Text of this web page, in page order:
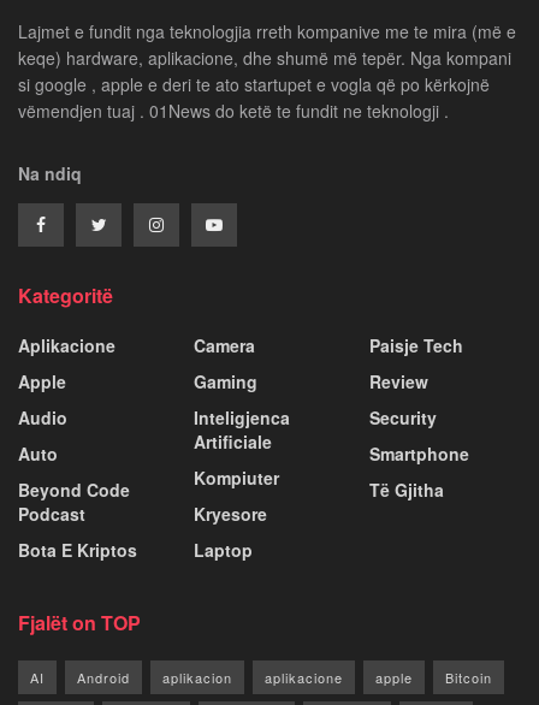
Lajmet e fundit nga teknologjia rreth kompanive me te mira (më e
keqe) hardware, aplikacione, dhe shumë më tepër. Nga kompani
si google , apple e deri te ato startupet e vogla që po kërkojnë
vëmendjen tuaj . 01News do ketë te fundit ne teknologji .
Na ndiq
Kategoritë
Aplikacione
Apple
Audio
Auto
Beyond Code
Podcast
Bota E Kriptos
Camera
Gaming
Inteligjenca
Artificiale
Kompiuter
Kryesore
Laptop
Paisje Tech
Review
Security
Smartphone
Të Gjitha
Fjalët on TOP
AI Android aplikacion aplikacione apple Bitcoin